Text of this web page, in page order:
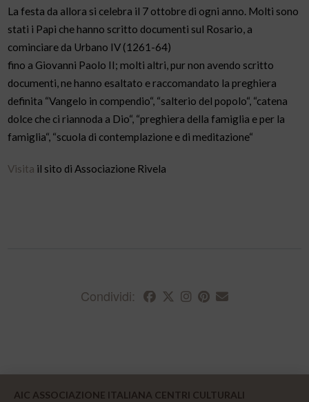
La festa da allora si celebra il 7 ottobre di ogni anno. Molti sono
stati i Papi che hanno scritto documenti sul Rosario, a
cominciare da Urbano IV (1261-64)
fino a Giovanni Paolo II; molti altri, pur non avendo scritto
documenti, ne hanno esaltato e raccomandato la preghiera
definita “Vangelo in compendio“, “salterio del popolo“, “catena
dolce che ci riannoda a Dio“, “preghiera della famiglia e per la
famiglia“, “scuola di contemplazione e di meditazione“
Visita il sito di Associazione Rivela
Condividi:
AIC ASSOCIAZIONE ITALIANA CENTRI CULTURALI